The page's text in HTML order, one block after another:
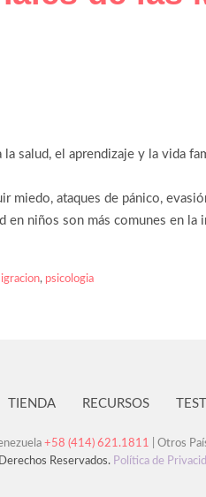
salud, el aprendizaje y la vida
miedo, ataques de pánico,
niños son más comunes en la
, psicologia
TIENDA RECURSOS TEST
+58 (414) 621.1811 | Otros
Reservados. Política de